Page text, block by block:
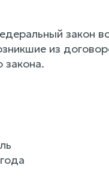
закон
из
закона.